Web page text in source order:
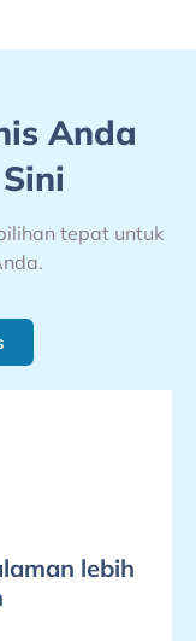
Anda
tepat untuk
lebih